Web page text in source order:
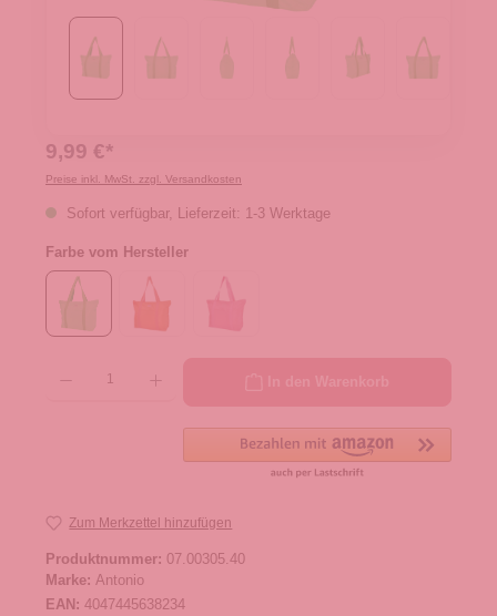
9,99 €*
Preise inkl. MwSt. zzgl. Versandkosten
Sofort verfügbar, Lieferzeit: 1-3 Werktage
Farbe vom Hersteller
Zum Merkzettel hinzufügen
Produktnummer: 07.00305.40
Marke: Antonio
EAN: 4047445638234